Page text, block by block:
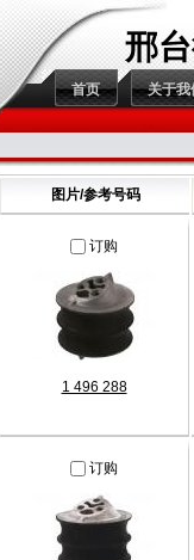
邢
首页 关于我
图片/参考号码
订购
1 496 288
订购